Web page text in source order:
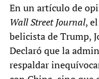
En un artículo de
Wall Street Journal,
belicista de Trump,
Declaró que la
respaldar